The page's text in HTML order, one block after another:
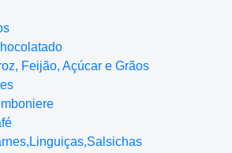
Feijão, Açúcar e Grãos